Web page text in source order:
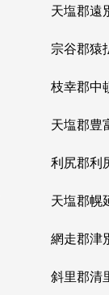
天塩郡遠
宗谷郡猿
枝幸郡中
天塩郡豊
利尻郡利
天塩郡幌
網走郡津
斜里郡清